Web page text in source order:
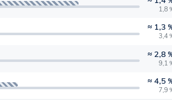
1,8
≈ 1,3
3,4
≈ 2,8
9,1
≈4,5
7,9